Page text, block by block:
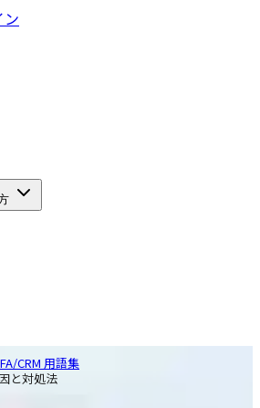
ン
CRM 用語集
と対処法